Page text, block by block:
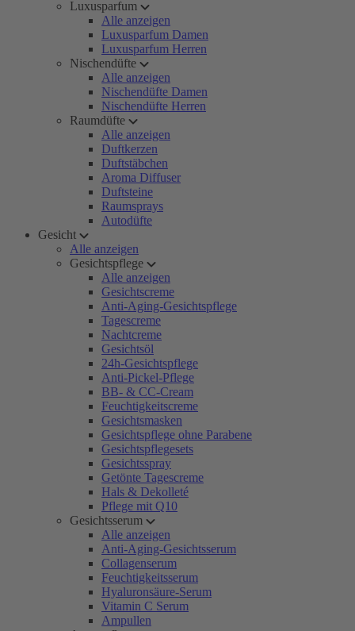
Luxusparfum
Alle anzeigen
Luxusparfum Damen
Luxusparfum Herren
Nischendüfte
Alle anzeigen
Nischendüfte Damen
Nischendüfte Herren
Raumdüfte
Alle anzeigen
Duftkerzen
Duftstäbchen
Aroma Diffuser
Duftsteine
Raumsprays
Autodüfte
Gesicht
Alle anzeigen
Gesichtspflege
Alle anzeigen
Gesichtscreme
Anti-Aging-Gesichtspflege
Tagescreme
Nachtcreme
Gesichtsöl
24h-Gesichtspflege
Anti-Pickel-Pflege
BB- & CC-Cream
Feuchtigkeitscreme
Gesichtsmasken
Gesichtspflege ohne Parabene
Gesichtspflegesets
Gesichtsspray
Getönte Tagescreme
Hals & Dekolleté
Pflege mit Q10
Gesichtsserum
Alle anzeigen
Anti-Aging-Gesichtsserum
Collagenserum
Feuchtigkeitsserum
Hyaluronsäure-Serum
Vitamin C Serum
Ampullen